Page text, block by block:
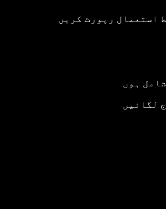
استعمال رپورٹ کریں
ہوں
لگائیں